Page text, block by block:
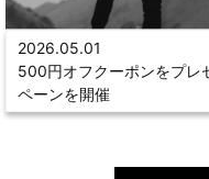
2026.05.01
500円オフクーポンをプ
ペーンを開催